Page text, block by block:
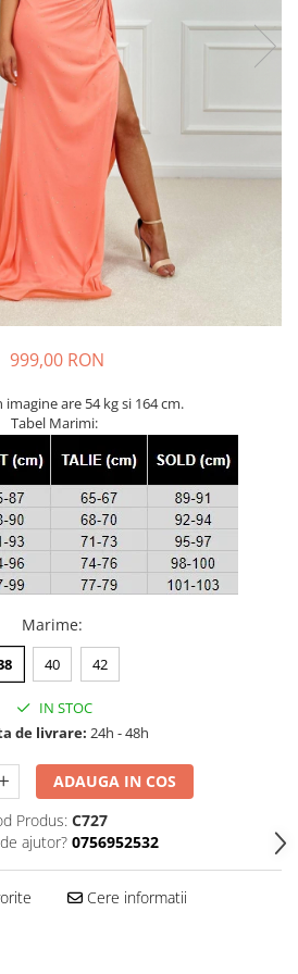
999,00 RON
are 54 kg si 164 cm.
Tabel Marimi:
Marime:
40 42
IN STOC
de livrare: 24h - 48h
ADAUGA IN COS
Produs: C727
ajutor? 0756952532
Cere informatii